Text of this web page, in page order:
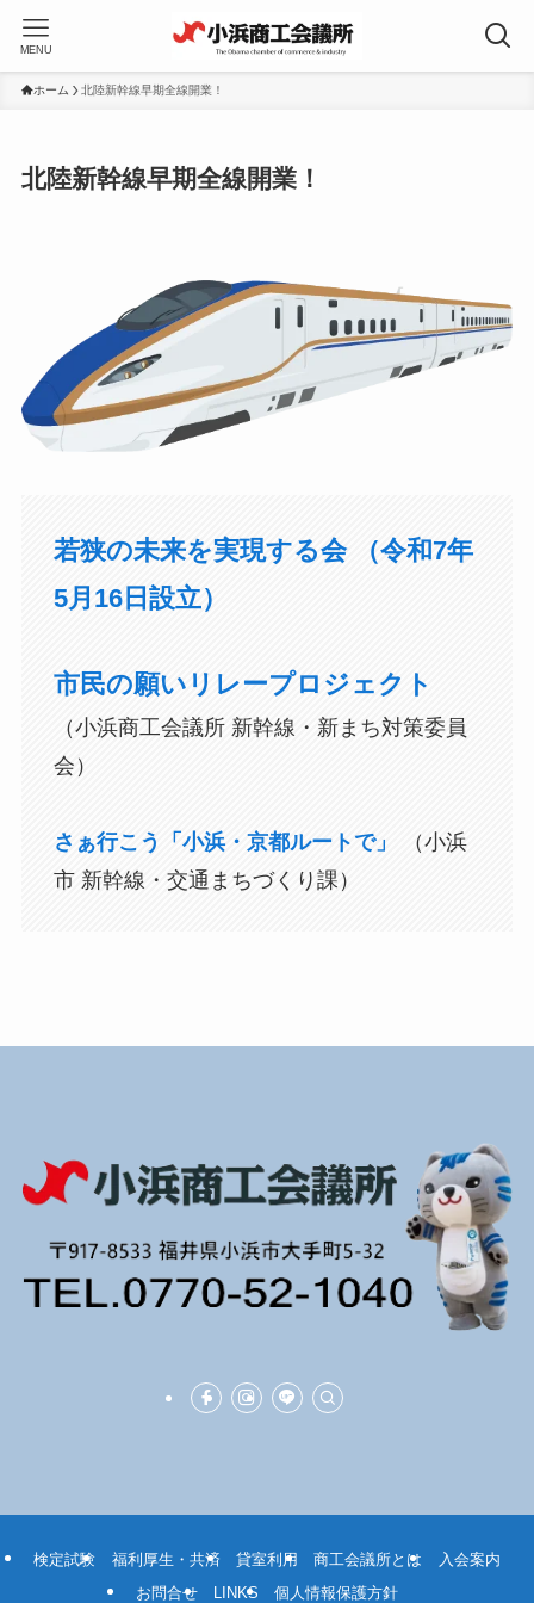
MENU
ホーム 北陸新幹線早期全線開業！
北陸新幹線早期全線開業！
若狭の未来を実現する会 （令和7年
5月16日設立）
市民の願いリレープロジェクト
（小浜商工会議所 新幹線・新まち対策委員
会）
さぁ行こう「小浜・京都ルートで」
（小浜
市 新幹線・交通まちづくり課）
検定試験 福利厚生・共済 貸室利用 商工会議所とは
入会案内
お問合せ
LINKS 個人情報保護方針